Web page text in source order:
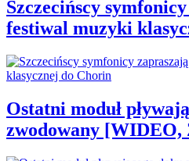
Szczecińscy
festiwal muzyki
Ostatni moduł
zwodowany [WIDEO,